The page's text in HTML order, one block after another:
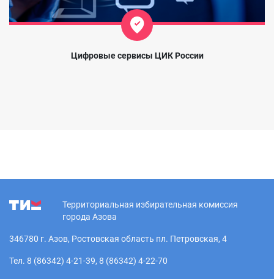
Цифровые сервисы ЦИК России
Территориальная избирательная комиссия
города Азова
346780 г. Азов, Ростовская область пл. Петровская, 4
Тел. 8 (86342) 4-21-39, 8 (86342) 4-22-70